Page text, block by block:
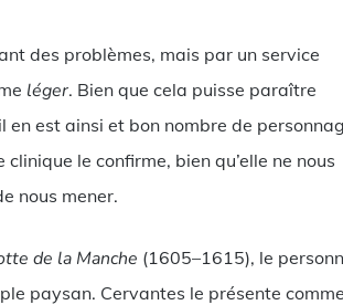
des problèmes, mais par un service
léger. Bien que cela puisse paraître
est ainsi et bon nombre de
le confirme, bien qu’elle ne nous
nous mener.
de la Manche (1605–1615), le
paysan. Cervantes le présente